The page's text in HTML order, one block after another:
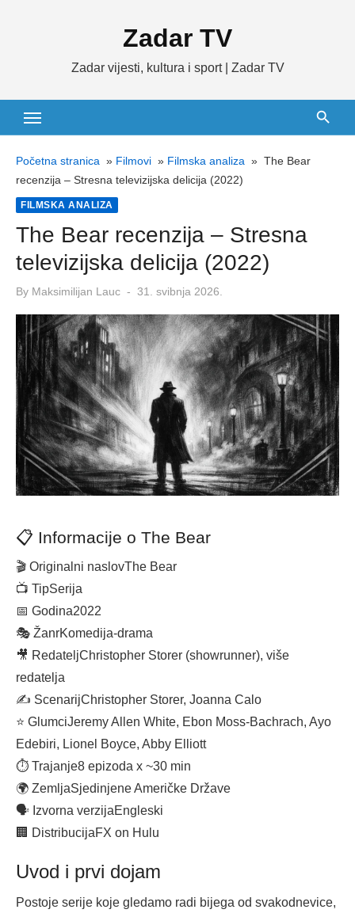
Zadar TV
Zadar vijesti, kultura i sport | Zadar TV
Početna stranica » Filmovi » Filmska analiza » The Bear
recenzija – Stresna televizijska delicija (2022)
FILMSKA ANALIZA
The Bear recenzija – Stresna
televizijska delicija (2022)
By Maksimilijan Lauc
Posted
31. svibnja 2026.
📋 Informacije o The Bear
🎬 Originalni naslovThe Bear
📺 TipSerija
📅 Godina2022
🎭 ŽanrKomedija-drama
🎥 RedateljChristopher Storer (showrunner), više
redatelja
✍️ ScenarijChristopher Storer, Joanna Calo
⭐ GlumciJeremy Allen White, Ebon Moss-Bachrach, Ayo
Edebiri, Lionel Boyce, Abby Elliott
⏱ Trajanje8 epizoda x ~30 min
🌍 ZemljaSjedinjene Američke Države
🗣 Izvorna verzijaEngleski
🏢 DistribucijaFX on Hulu
Uvod i prvi dojam
Postoje serije koje gledamo radi bijega od svakodnevice,